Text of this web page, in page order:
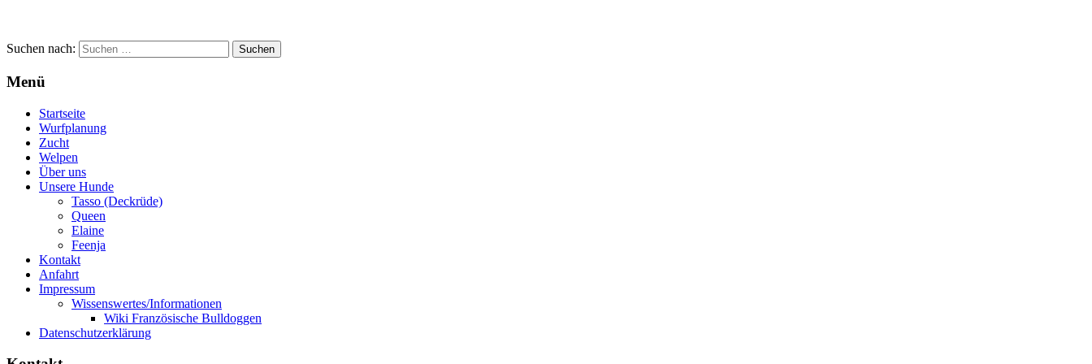
Suchen nach:
Menü
Startseite
Wurfplanung
Zucht
Welpen
Über uns
Unsere Hunde
Tasso (Deckrüde)
Queen
Elaine
Feenja
Kontakt
Anfahrt
Impressum
Wissenswertes/Informationen
Wiki Französische Bulldoggen
Datenschutzerklärung